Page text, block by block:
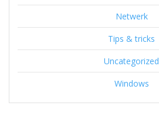
Netwerk
Tips & tricks
Uncategorized
Windows